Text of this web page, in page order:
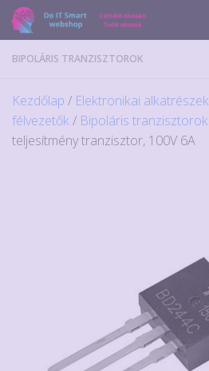
Skip to content
BIPOLÁRIS TRANZISZTOROK
Kezdőlap / Elektronikai alkatrészek
félvezetők / Bipoláris tranzisztorok
teljesítmény tranzisztor, 100V 6A